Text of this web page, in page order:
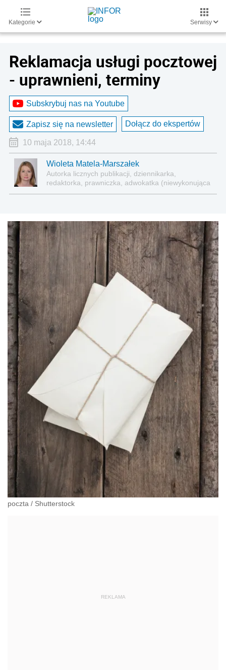
Kategorie Serwisy
Reklamacja usługi pocztowej
- uprawnieni, terminy
Subskrybuj nas na Youtube
Zapisz się na newsletter Dołącz do ekspertów
10 maja 2018, 14:44
Wioleta Matela-Marszałek
Autorka licznych publikacji, dziennikarka,
redaktorka, prawniczka, adwokatka (niewykonująca
poczta / Shutterstock